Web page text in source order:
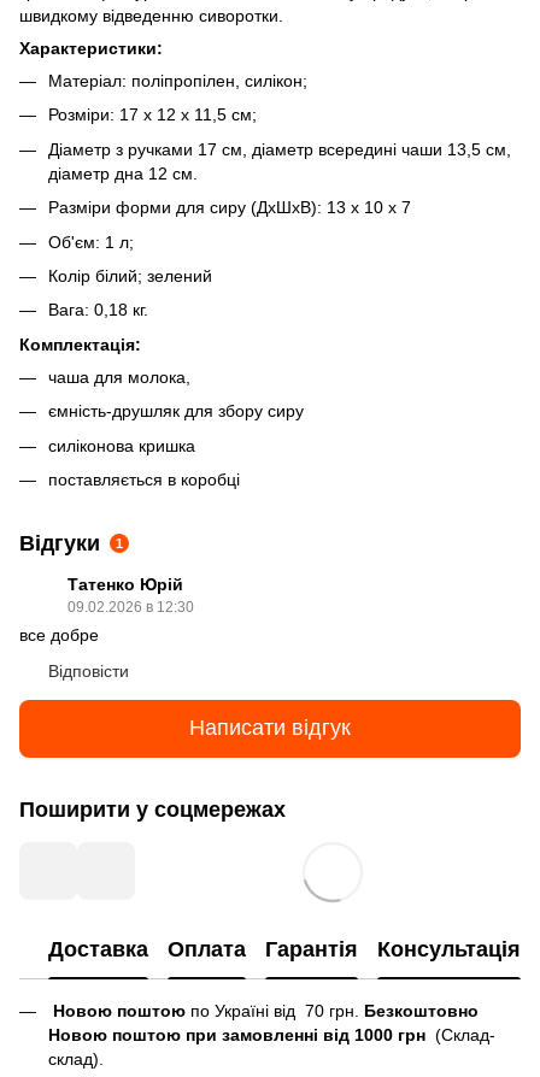
швидкому відведенню сиворотки.
Характеристики:
Матеріал: поліпропілен, силікон;
Розміри: 17 x 12 x 11,5 см;
Діаметр з ручками 17 см, діаметр всередині чаши 13,5 см,
діаметр дна 12 см.
Разміри форми для сиру (ДхШхВ): 13 х 10 х 7
Об'єм: 1 л;
Колір білий; зелений
Вага: 0,18 кг.
Комплектація:
чаша для молока,
ємність-друшляк для збору сиру
силіконова кришка
поставляється в коробці
Відгуки 1
Татенко Юрій
09.02.2026 в 12:30
все добре
Відповісти
Написати відгук
Поширити у соцмережах
Доставка Оплата Гарантія Консультація
Новою поштою по Україні від 70 грн. Безкоштовно
Новою поштою при замовленні від 1000 грн (Склад-
склад).